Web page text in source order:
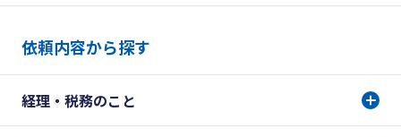
依頼内容から探す
経理・税務のこと